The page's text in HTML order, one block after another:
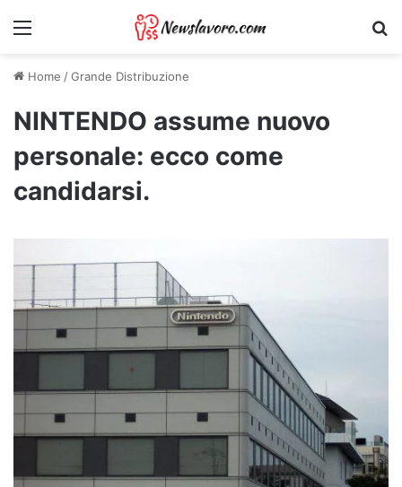
Menu
Home /Grande Distribuzione
NINTENDO assume nuovo
personale: ecco come
candidarsi.